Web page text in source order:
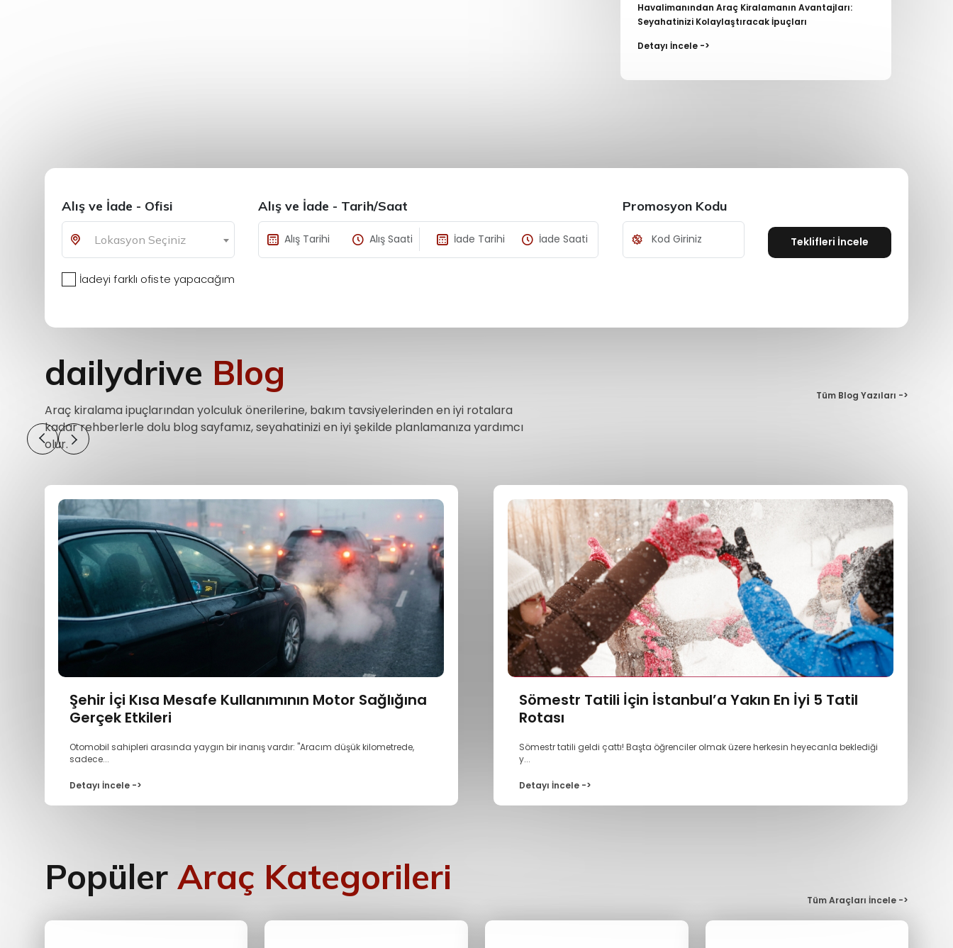
Havalimanından Araç Kiralamanın Avantajları:
Seyahatinizi Kolaylaştıracak İpuçları
Detayı İncele ->
Alış ve İade - Ofisi
Lokasyon Seçiniz
İadeyi farklı ofiste yapacağım
Alış ve İade - Tarih/Saat Promosyon Kodu
Teklifleri İncele
dailydrive Blog
Araç kiralama ipuçlarından yolculuk önerilerine, bakım tavsiyelerinden en iyi rotalara
kadar rehberlerle dolu blog sayfamız, seyahatinizi en iyi şekilde planlamanıza yardımcı
olur.
Tüm Blog Yazıları ->
Şehir İçi Kısa Mesafe Kullanımının Motor Sağlığına
Gerçek Etkileri
Otomobil sahipleri arasında yaygın bir inanış vardır: "Aracım düşük kilometrede,
sadece...
Detayı İncele ->
Sömestr Tatili İçin İstanbul’a Yakın En İyi 5 Tatil
Rotası
Sömestr tatili geldi çattı! Başta öğrenciler olmak üzere herkesin heyecanla beklediği
y...
Detayı İncele ->
Popüler Araç Kategorileri
Tüm Araçları İncele ->